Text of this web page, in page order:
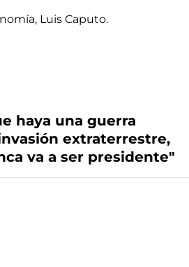
haya una guerra
extraterrestre,
va a ser presidente"